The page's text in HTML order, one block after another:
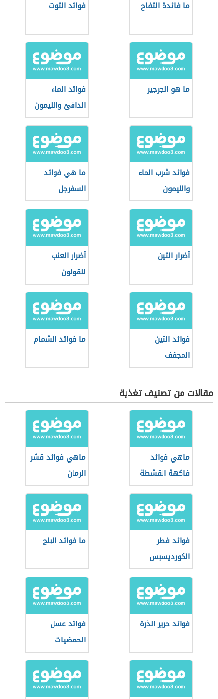
ما فائدة التفاح فوائد التوت
ما هو الجرجير
فوائد الماء
الدافئ والليمون
على الريق
فوائد شرب الماء
والليمون
ما هي فوائد
السفرجل
أضرار التين
أضرار العنب
للقولون
فوائد التين
المجفف
ما فوائد الشمام
مقالات من تصنيف تغذية
ماهي فوائد
فاكهة القشطة
ماهي فوائد قشر
الرمان
فوائد فطر
الكورديسبس
ما فوائد البلح
فوائد حرير الذرة
فوائد عسل
الحمضيات